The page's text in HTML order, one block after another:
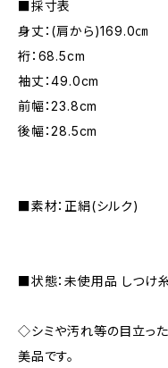
■採寸表
身丈：(肩から)169.0㎝
裄：68.5cm
袖丈：49.0cm
前幅：23.8cm
後幅：28.5cm
■素材：正絹(シルク)
■状態：未使用品 しつけ
◇シミや汚れ等の目立った
美品です。